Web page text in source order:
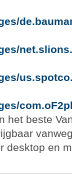
het beste
desktop en